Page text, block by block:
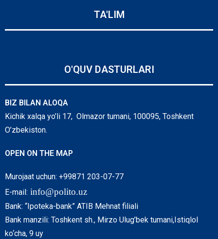
TA'LIM
O'QUV DASTURLARI
BIZ BILAN ALOQA
Kichik xalqa yo’li 17, Olmazor tumani, 100095, Toshkent
O’zbekiston.
OPEN ON THE MAP
Murojaat uchun: +99871 203-07-77
E-mail: info@polito.uz
Bank: “Ipoteka-bank” ATIB Mehnat filiali
Bank manzili: Toshkent sh., Mirzo Ulug’bek tumani,Istiqlol
ko‘cha, 9 uy